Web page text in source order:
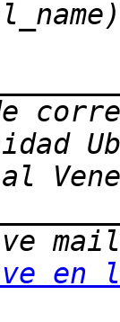
ve en